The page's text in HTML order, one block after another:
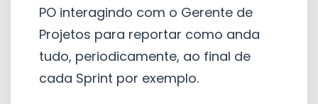
PO interagindo com o Gerente de
Projetos para reportar como anda
tudo, periodicamente, ao final de
cada Sprint por exemplo.